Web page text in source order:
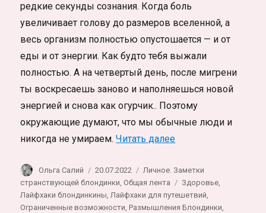
редкие секунды сознания. Когда боль
увеличивает голову до размеров вселенной, а
весь организм полностью опустошается — и от
еды и от энергии. Как будто тебя выжали
полностью. А на четвертый день, после мигрени
ты воскресаешь заново и наполняешься новой
энергией и снова как огурчик.. Поэтому
окружающие думают, что мы обычные люди и
никогда не умираем.Читать далее«Реальная
Автор
Ольга Салий Опубликовано
20.07.2022 Рубрики
Личное. Заметки
странствующей блондинки,Общая лента Метки
Здоровье,
Лайфхаки блондинкины,Лайфхаки для путешетвий,
Ограниченные возможности,Размышления Блондинки,